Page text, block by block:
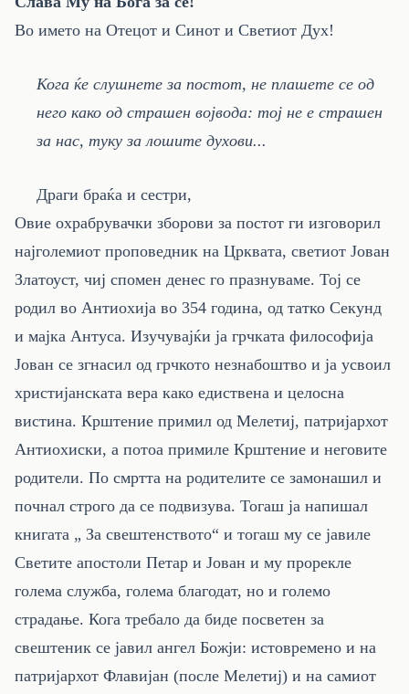
Во името на Отецот и Синот и Светиот Дух!
Кога ќе слушнете за постот, не плашете се од
него како од страшен војвода: тој не е страшен
за нас, туку за лошите духови...
Драги браќа и сестри,
Овие охрабрувачки зборови за постот ги изговорил
најголемиот проповедник на Црквата, светиот Јован
Златоуст, чиј спомен денес го празнуваме. Тој се
родил во Антиохија во 354 година, од татко Секунд
и мајка Антуса. Изучувајќи ја грчката философија
Јован се згнасил од грчкото незнабоштво и ја усвоил
христијанската вера како едиствена и целосна
вистина. Крштение примил од Мелетиј, патријархот
Антиохиски, а потоа примиле Крштение и неговите
родители. По смртта на родителите се замонашил и
почнал строго да се подвизува. Тогаш ја напишал
книгата „ За свештенството“ и тогаш му се јавиле
Светите апостоли Петар и Јован и му прорекле
голема служба, голема благодат, но и големо
страдање. Кога требало да биде посветен за
свештеник се јавил ангел Божји: истовремено и на
патријархот Флавијан (после Мелетиј) и на самиот